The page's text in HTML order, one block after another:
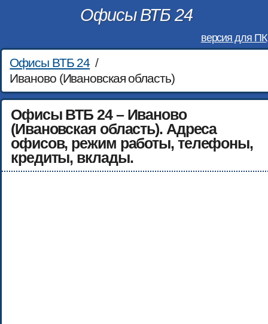
Офисы ВТБ 24
версия для ПК
Офисы ВТБ 24 /
Иваново (Ивановская область)
Офисы ВТБ 24 – Иваново
(Ивановская область). Адреса
офисов, режим работы, телефоны,
кредиты, вклады.